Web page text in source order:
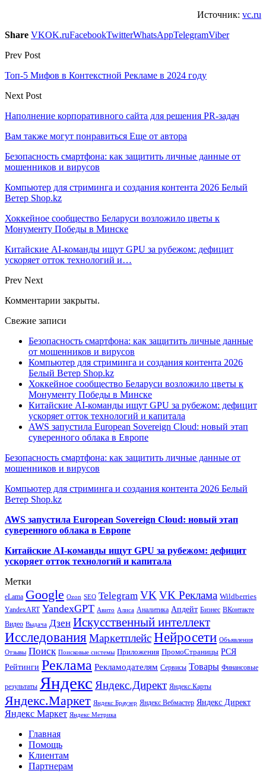
Источник: vc.ru
Share VKOK.ruFacebookTwitterWhatsAppTelegramViber
Prev Post
Топ-5 Мифов в Контекстной Рекламе в 2024 году
Next Post
Наполнение корпоративного сайта для решения PR-задач
Вам также могут понравиться Еще от автора
Безопасность смартфона: как защитить личные данные от
мошенников и вирусов
Компьютер для стриминга и создания контента 2026 Белый
Ветер Shop.kz
Хоккейное сообщество Беларуси возложило цветы к
Монументу Победы в Минске
Китайские AI-команды ищут GPU за рубежом: дефицит
ускоряет отток технологий и…
Prev Next
Комментарии закрыты.
Свежие записи
Безопасность смартфона: как защитить личные данные
от мошенников и вирусов
Компьютер для стриминга и создания контента 2026
Белый Ветер Shop.kz
Хоккейное сообщество Беларуси возложило цветы к
Монументу Победы в Минске
Китайские AI-команды ищут GPU за рубежом: дефицит
ускоряет отток технологий и капитала
AWS запустила European Sovereign Cloud: новый этап
суверенного облака в Европе
Безопасность смартфона: как защитить личные данные от
мошенников и вирусов
Компьютер для стриминга и создания контента 2026 Белый
Ветер Shop.kz
AWS запустила European Sovereign Cloud: новый этап
суверенного облака в Европе
Китайские AI-команды ищут GPU за рубежом: дефицит
ускоряет отток технологий и капитала
Метки
eLama Google Ozon SEO Telegram VK VK Реклама Wildberries
YandexART YandexGPT Авито Алиса Аналитика Апдейт Бизнес ВКонтакте
Видео Выдача Дзен Искусственный интеллект
Исследования МаркетплейсНейросети Объявления
Отзывы Поиск Поисковые системы Приложения ПромоСтраницы РСЯ
Рейтинги Реклама Рекламодателям Сервисы Товары Финансовые
результаты Яндекс Яндекс.Директ Яндекс.Карты
Яндекс.Маркет Яндекс Браузер Яндекс Вебмастер Яндекс Директ
Яндекс Маркет Яндекс Метрика
Главная
Помощь
Клиентам
Партнерам